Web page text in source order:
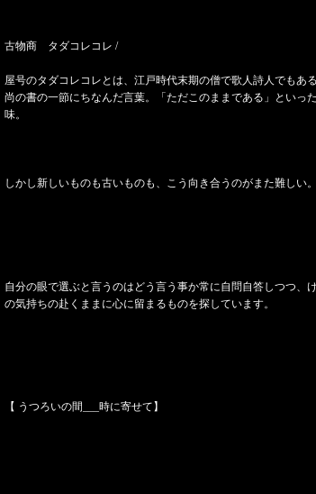
古物商 タダコレコレ /
屋号のタダコレコレとは、 江戸時代末期の僧で歌人詩人でもあ
尚の書の一節にちなんだ言葉。
「ただこのままである」といっ
味。
しかし新しいものも古いものも、 こう向き合うのがまた難しい。
自分の眼で選ぶと言うのは どう言う事か常に自問自答しつつ、
の気持ちの赴くままに心に留まるものを探しています。
【 うつろいの間___時に寄せて】